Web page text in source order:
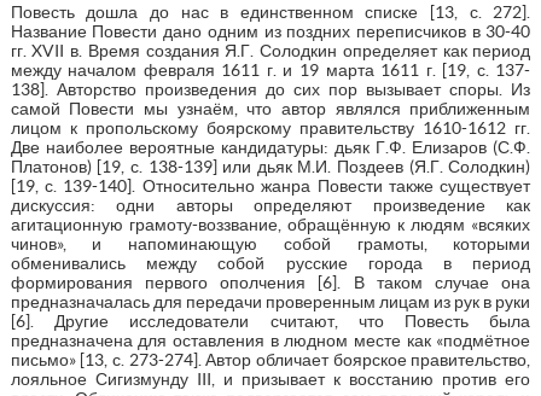
Повесть дошла до нас в единственном списке [13, с. 272].
Название Повести дано одним из поздних переписчиков в 30-40
гг. XVII в. Время создания Я.Г. Солодкин определяет как период
между началом февраля 1611 г. и 19 марта 1611 г. [19, с. 137-
138]. Авторство произведения до сих пор вызывает споры. Из
самой Повести мы узнаём, что автор являлся приближенным
лицом к пропольскому боярскому правительству 1610-1612 гг.
Две наиболее вероятные кандидатуры: дьяк Г.Ф. Елизаров (С.Ф.
Платонов) [19, с. 138-139] или дьяк М.И. Поздеев (Я.Г. Солодкин)
[19, с. 139-140]. Относительно жанра Повести также существует
дискуссия: одни авторы определяют произведение как
агитационную грамоту-воззвание, обращённую к людям «всяких
чинов», и напоминающую собой грамоты, которыми
обменивались между собой русские города в период
формирования первого ополчения [6]. В таком случае она
предназначалась для передачи проверенным лицам из рук в руки
[6]. Другие исследователи считают, что Повесть была
предназначена для оставления в людном месте как «подмётное
письмо» [13, с. 273-274]. Автор обличает боярское правительство,
лояльное Сигизмунду III, и призывает к восстанию против его